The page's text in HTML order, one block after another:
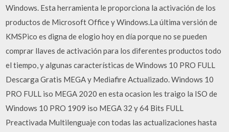
Windows. Esta herramienta le proporciona la activación de los
productos de Microsoft Office y Windows.La última versión de
KMSPico es digna de elogio hoy en día porque no se pueden
comprar llaves de activación para los diferentes productos todo
el tiempo, y algunas características de Windows 10 PRO FULL
Descarga Gratis MEGA y Mediafire Actualizado. Windows 10
PRO FULL iso MEGA 2020 en esta ocasion les traigo la ISO de
Windows 10 PRO 1909 iso MEGA 32 y 64 Bits FULL
Preactivada Multilenguaje con todas las actualizaciones hasta